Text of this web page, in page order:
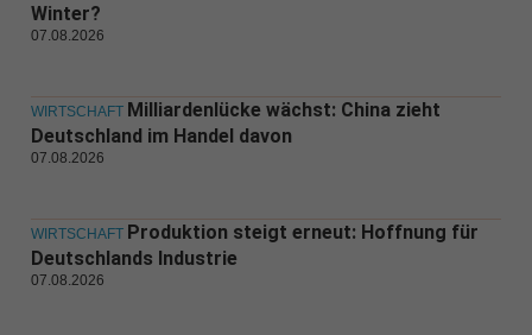
Winter?
07.08.2026
WIRTSCHAFT Milliardenlücke wächst: China zieht
Deutschland im Handel davon
07.08.2026
WIRTSCHAFT Produktion steigt erneut: Hoffnung für
Deutschlands Industrie
07.08.2026